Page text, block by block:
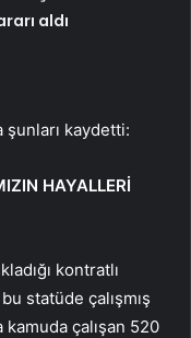
aldı
şunları kaydetti:
HAYALLERİ
kontratlı
statüde çalışmış
çalışan 520